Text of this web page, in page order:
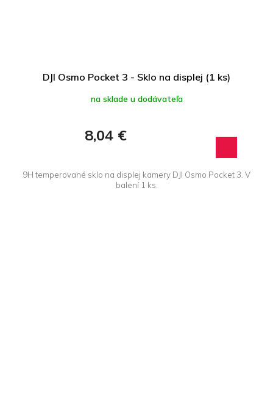
DJI Osmo Pocket 3 - Sklo na displej (1 ks)
na sklade u dodávateľa
8,04 €
9H temperované sklo na displej kamery DJI Osmo Pocket 3. V
balení 1 ks.